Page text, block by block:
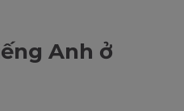
Anh ở